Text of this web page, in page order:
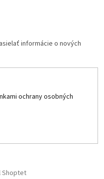
informácie o nových
ochrany osobných
Shoptet